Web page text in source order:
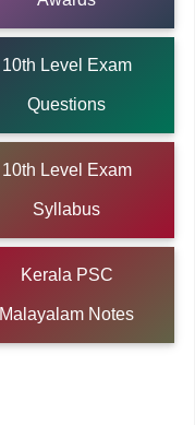
10th Level Exam
Questions
10th Level Exam
Syllabus
Kerala PSC
Malayalam Notes